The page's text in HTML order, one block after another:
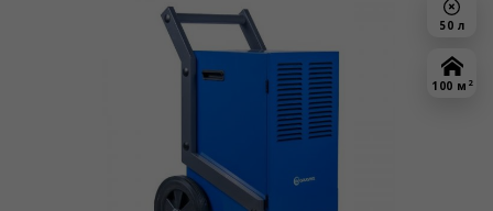
50 л
100 м 2